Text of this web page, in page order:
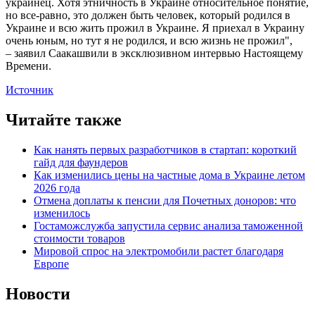
украинец. Хотя этничность в Украине относительное понятие,
но все-равно, это должен быть человек, который родился в
Украине и всю жить прожил в Украине. Я приехал в Украину
очень юным, но тут я не родился, и всю жизнь не прожил",
– заявил Саакашвили в эксклюзивном интервью Настоящему
Времени.
Источник
Читайте также
Как нанять первых разработчиков в стартап: короткий
гайд для фаундеров
Как изменились цены на частные дома в Украине летом
2026 года
Отмена доплаты к пенсии для Почетных доноров: что
изменилось
Гостаможслужба запустила сервис анализа таможенной
стоимости товаров
Мировой спрос на электромобили растет благодаря
Европе
Новости